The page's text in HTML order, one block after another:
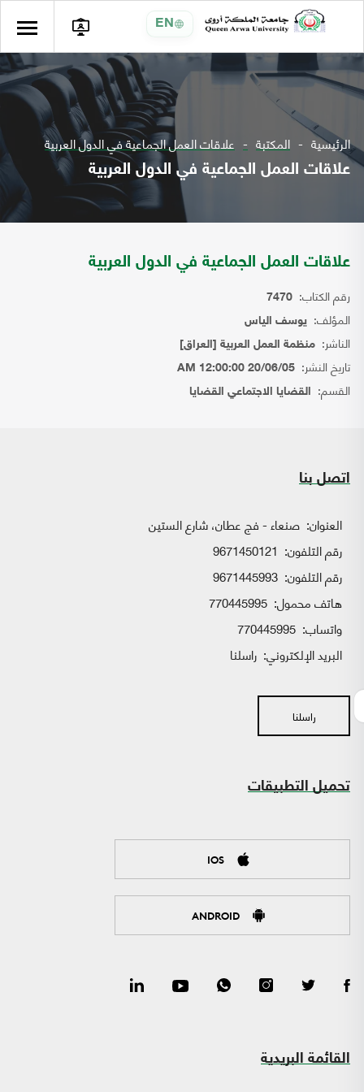
EN
الرئيسية المكتبة علاقات العمل الجماعية في الدول العربية
علاقات العمل الجماعية في الدول العربية
علاقات العمل الجماعية في الدول العربية
رقم الكتاب: 7470
المؤلف: يوسف الياس
الناشر: منظمة العمل العربية [العراق]
تاريخ النشر: 20/06/05 12:00:00 AM
القسم: القضايا الاجتماعي القضايا
اتصل بنا
العنوان: صنعاء - فج عطان، شارع الستين
رقم التلفون: 9671450121
رقم التلفون: 9671445993
هاتف محمول: 770445995
واتساب:
البريد الإلكتروني: راسلنا
راسلنا
تحميل التطبيقات
IOS
ANDROID
القائمة البريدية